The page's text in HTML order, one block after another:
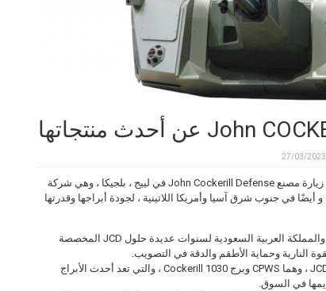
27/03/2023
في إطار جولتنا الأوروبية ، كان من دواعي سرورنا زيارة مصنع John Cockerill Defense في لييج ، بلجيكا ، وهي شركة
في جنوب شرق آسيا وأمريكا اللاتينية ، لجودة أبراجها وقدرتها
اختارت الجيوش الكبيرة مثل إندونيسيا والبرازيل والمملكة العربية السعودية لسنوات عديدة حلول JCD المخصصة
النارية وحماية الأطقم والدقة في التصويب.
في هذا السياق ، تمكنا من رؤية منتجين قدمتهما JCD ، وهما CPWS وبرج Cockerill 1030 ، والتي تعد أحدث الأبراج